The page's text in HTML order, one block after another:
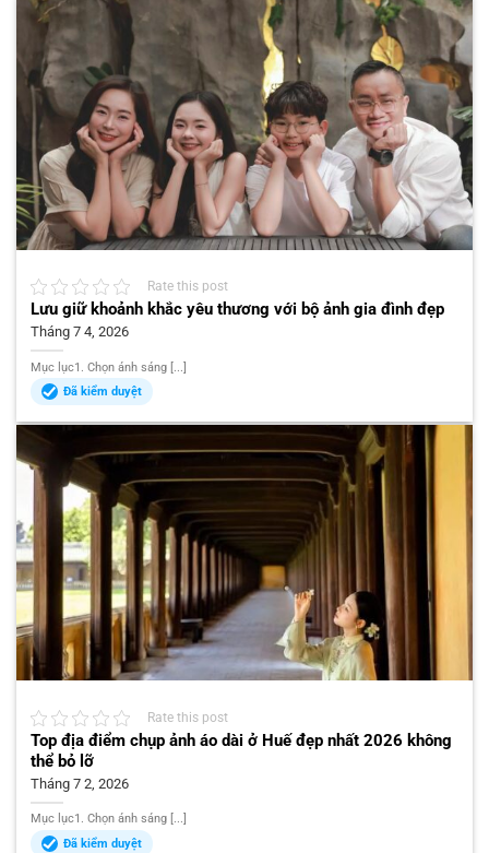
Rate this post
Lưu giữ khoảnh khắc yêu thương với bộ ảnh gia đình đẹp
Tháng 7 4, 2026
Mục lục1. Chọn ánh sáng [...]
Đã kiểm duyệt
Rate this post
Top địa điểm chụp ảnh áo dài ở Huế đẹp nhất 2026 không
thể bỏ lỡ
Tháng 7 2, 2026
Mục lục1. Chọn ánh sáng [...]
Đã kiểm duyệt